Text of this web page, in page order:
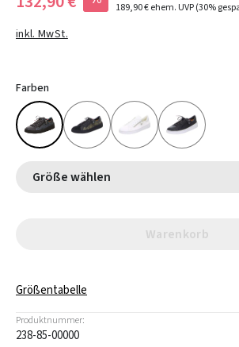
189,90 €ehem. UVP(30%
inkl. MwSt.
Farben
Größe wählen
Warenkorb
Größentabelle
Produktnummer:
238-85-00000